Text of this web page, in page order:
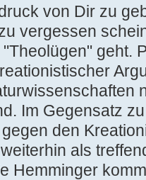
von Dir zu
vergessen
geht.
Im Gegensatz
den
als
Hemminger